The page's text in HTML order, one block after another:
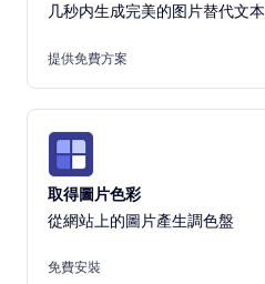
几秒内生成完美的图片替代文本
提供免費方案
取得圖片色彩
從網站上的圖片產生調色盤
免費安裝